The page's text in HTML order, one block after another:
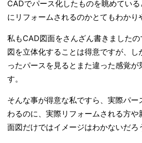
CADでパース化したものを眺めている
にリフォームされるのかとてもわかり
私もCAD図面をさんざん書きました
図を立体化することは得意ですが、し
ったパースを見るとまた違った感覚が
す。
そんな事が得意な私ですら、実際パー
わるのに、実際リフォームされる方や
面図だけではイメージはわかないだろ